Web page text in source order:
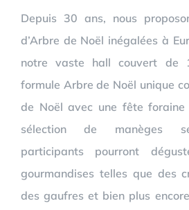
Depuis 30 ans, nous
d’Arbre de Noël inégalées à
notre vaste hall couvert de
formule Arbre de Noël unique
de Noël avec une fête foraine
sélection de manèges
participants pourront
gourmandises telles que des
des gaufres et bien plus